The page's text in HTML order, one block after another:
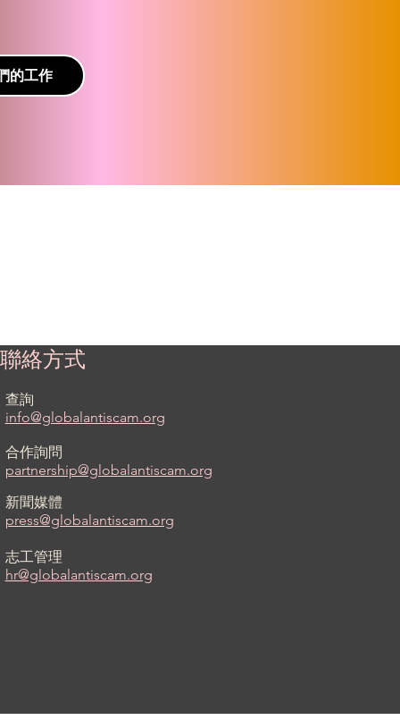
的工作
聯絡方式
查詢
info@globalantiscam.org
合作詢問
partnership@globalantiscam.org
新聞媒體
press@globalantiscam.org
志工管理
hr@globalantiscam.org